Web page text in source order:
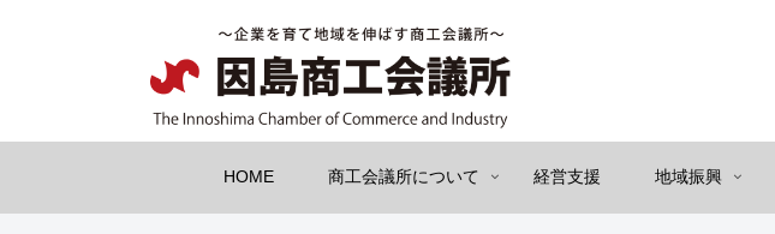
HOME 商工会議所について 経営支援 地域振興